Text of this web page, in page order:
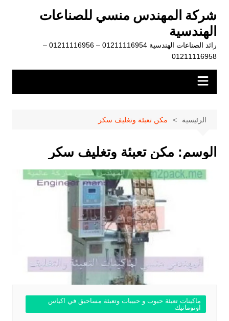
المحتوى
شركة المهندس منسي للصناعات
الهندسية
رائد الصناعات الهندسية 01211116954 – 01211116956 –
01211116958
الرئيسية مكن تعبئة وتغليف سكر
الوسم: مكن تعبئة وتغليف سكر
ماكينات تعبئة حبوب و حبيبات وتعبئة مساحيق في اكياس
اوتوماتيك